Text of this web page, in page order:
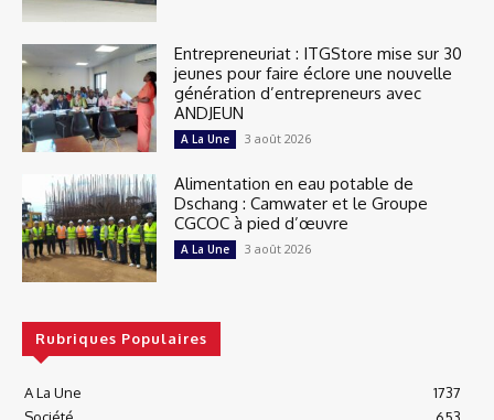
Entrepreneuriat : ITGStore mise sur 30
jeunes pour faire éclore une nouvelle
génération d’entrepreneurs avec
ANDJEUN
A La Une 3 août 2026
Alimentation en eau potable de
Dschang : Camwater et le Groupe
CGCOC à pied d’œuvre
A La Une 3 août 2026
Rubriques Populaires
A La Une
1737